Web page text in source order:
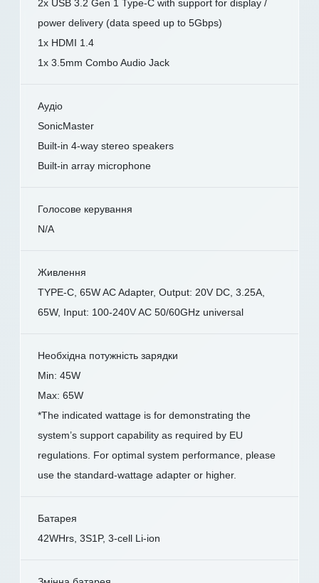
2x USB 3.2 Gen 1 Type-C with support for display /
power delivery (data speed up to 5Gbps)
1x HDMI 1.4
1x 3.5mm Combo Audio Jack
Аудіо
SonicMaster
Built-in 4-way stereo speakers
Built-in array microphone
Голосове керування
N/A
Живлення
TYPE-C, 65W AC Adapter, Output: 20V DC, 3.25A,
65W, Input: 100-240V AC 50/60GHz universal
Необхідна потужність зарядки
Min: 45W
Max: 65W
*The indicated wattage is for demonstrating the
system’s support capability as required by EU
regulations. For optimal system performance, please
use the standard-wattage adapter or higher.
Батарея
42WHrs, 3S1P, 3-cell Li-ion